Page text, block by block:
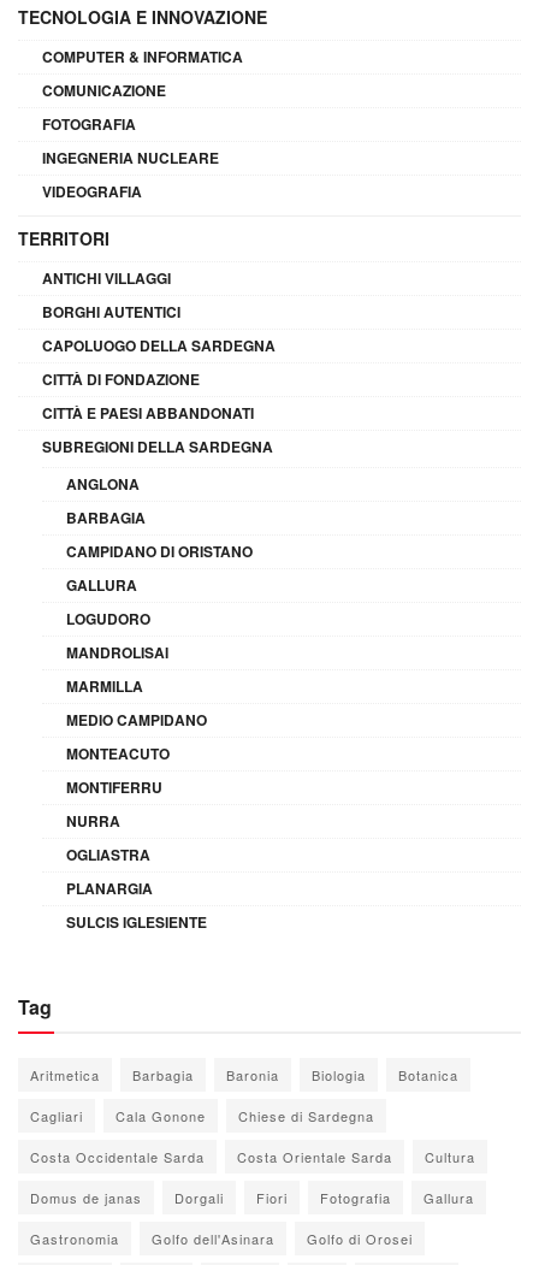
TECNOLOGIA E INNOVAZIONE
COMPUTER & INFORMATICA
COMUNICAZIONE
FOTOGRAFIA
INGEGNERIA NUCLEARE
VIDEOGRAFIA
TERRITORI
ANTICHI VILLAGGI
BORGHI AUTENTICI
CAPOLUOGO DELLA SARDEGNA
CITTÀ DI FONDAZIONE
CITTÀ E PAESI ABBANDONATI
SUBREGIONI DELLA SARDEGNA
ANGLONA
BARBAGIA
CAMPIDANO DI ORISTANO
GALLURA
LOGUDORO
MANDROLISAI
MARMILLA
MEDIO CAMPIDANO
MONTEACUTO
MONTIFERRU
NURRA
OGLIASTRA
PLANARGIA
SULCIS IGLESIENTE
Tag
Aritmetica Barbagia Baronia Biologia Botanica
Cagliari Cala Gonone Chiese di Sardegna
Costa Occidentale Sarda Costa Orientale Sarda Cultura
Domus de janas Dorgali Fiori Fotografia Gallura
Gastronomia Golfo dell'Asinara Golfo di Orosei